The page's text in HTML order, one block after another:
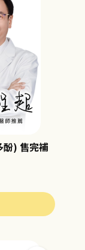
酚) 售完補